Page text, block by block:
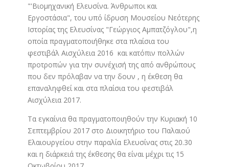
"'Βιομηχανική Ελευσίνα. Άνθρωποι και
Εργοστάσια", του υπό ίδρυση Μουσείου Νεότερης
Ιστορίας της Ελευσίνας "Γεώργιος Αμπατζόγλου",η
οποία πραγματοποιήθηκε στα πλαίσια του
φεστιβάλ Αισχύλεια 2016 και κατόπιν πολλών
προτροπών για την συνέχισή της από ανθρώπους
που δεν πρόλαβαν να την δουν , η έκθεση θα
επαναληφθεί και στα πλαίσια του φεστιβάλ
Αισχύλεια 2017.
Τα εγκαίνια θα πραγματοποιηθούν την Κυριακή 10
Σεπτεμβρίου 2017 στο Διοικητήριο του Παλαιού
Ελαιουργείου στην παραλία Ελευσίνας στις 20.30
και η διάρκειά της έκθεσης θα είναι μέχρι τις 15